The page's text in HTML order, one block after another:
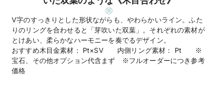
V字のすっきりとした形状ながらも、やわらかいライン。ふた
りのリングを合わせると「芽吹いた双葉」。それぞれの素材が
とけあい、柔らかなハーモニーを奏でるデザイン。
おすすめ木目金素材： Pt×SV 内側リング素材： Pt ※
宝石、その他オプション代含まず ※フルオーダーにつき参考
価格